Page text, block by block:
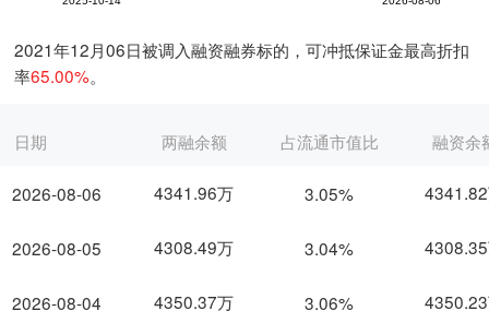
2021年12月06日被调入融资融券标的，可冲抵保证金最高折扣
率65.00%。
日期
2026-08-06
2026-08-05
2026-08-04
两融余额 占流通市值比 融资余
4341.96万 3.05%
4308.49万 3.04%
4350.37万 3.06%